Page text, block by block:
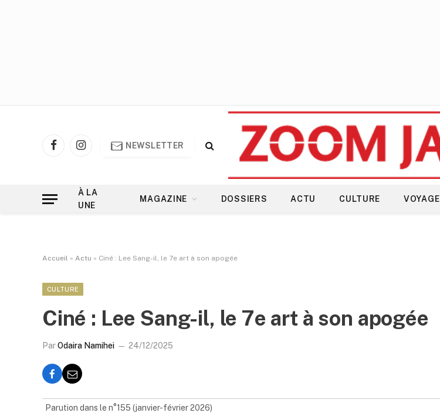
FacebookInstagram
NEWSLETTER
À LA
UNE
MAGAZINE DOSSIERS ACTU CULTURE VOYAGE
Accueil » Actu » Ciné : Lee Sang-il, le 7e art à son apogée
CULTURE
Ciné : Lee Sang-il, le 7e art à son apogée
ParOdaira Namihei 24/12/2025
Parution dans le n°155 (janvier-février 2026)